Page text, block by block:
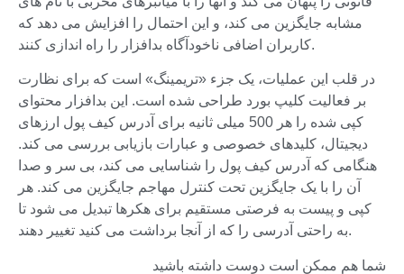
مشابه جایگزین می کند، و این احتمال را افزایش می دهد که
کاربران اضافی ناخودآگاه بدافزار را راه اندازی کنند.
در قلب این عملیات، یک جزء «تریمینگ» است که برای نظارت
بر فعالیت کلیپ بورد طراحی شده است. این بدافزار محتوای
کپی شده را هر 500 میلی ثانیه برای آدرس کیف پول ارزهای
دیجیتال، کلیدهای خصوصی و عبارات بازیابی بررسی می کند.
هنگامی که آدرس کیف پول را شناسایی می کند، بی سر و صدا
آن را با یک جایگزین تحت کنترل مهاجم جایگزین می کند. هر
کپی و پیست به فرصتی مستقیم برای هکرها تبدیل می شود تا
به راحتی آدرسی را که از آنجا برداشت می کنید تغییر دهند.
شما هم ممکن است دوست داشته باشید